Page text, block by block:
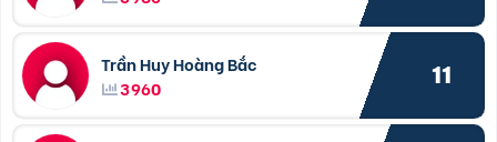
Trần Huy Hoàng Bắc
3960
11